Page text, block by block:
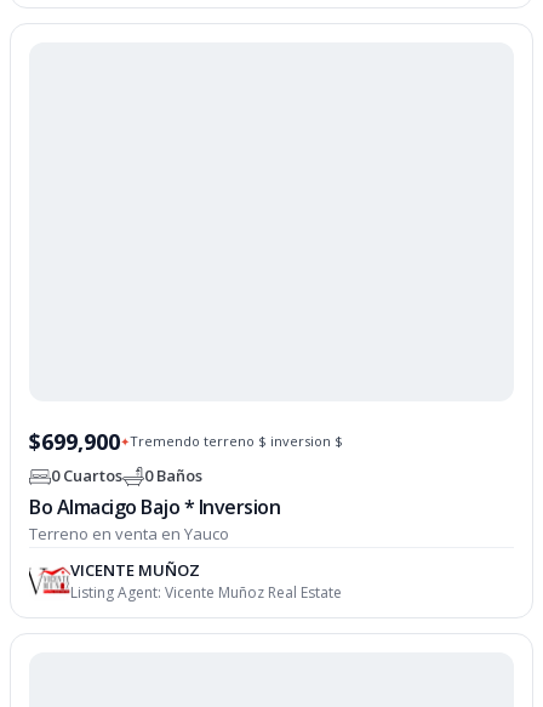
$699,900✦Tremendo terreno $ inversion $
0 Cuartos 0 Baños
Bo Almacigo Bajo * Inversion
Terreno en venta en Yauco
VICENTE MUÑOZ
Listing Agent:Vicente Muñoz Real Estate